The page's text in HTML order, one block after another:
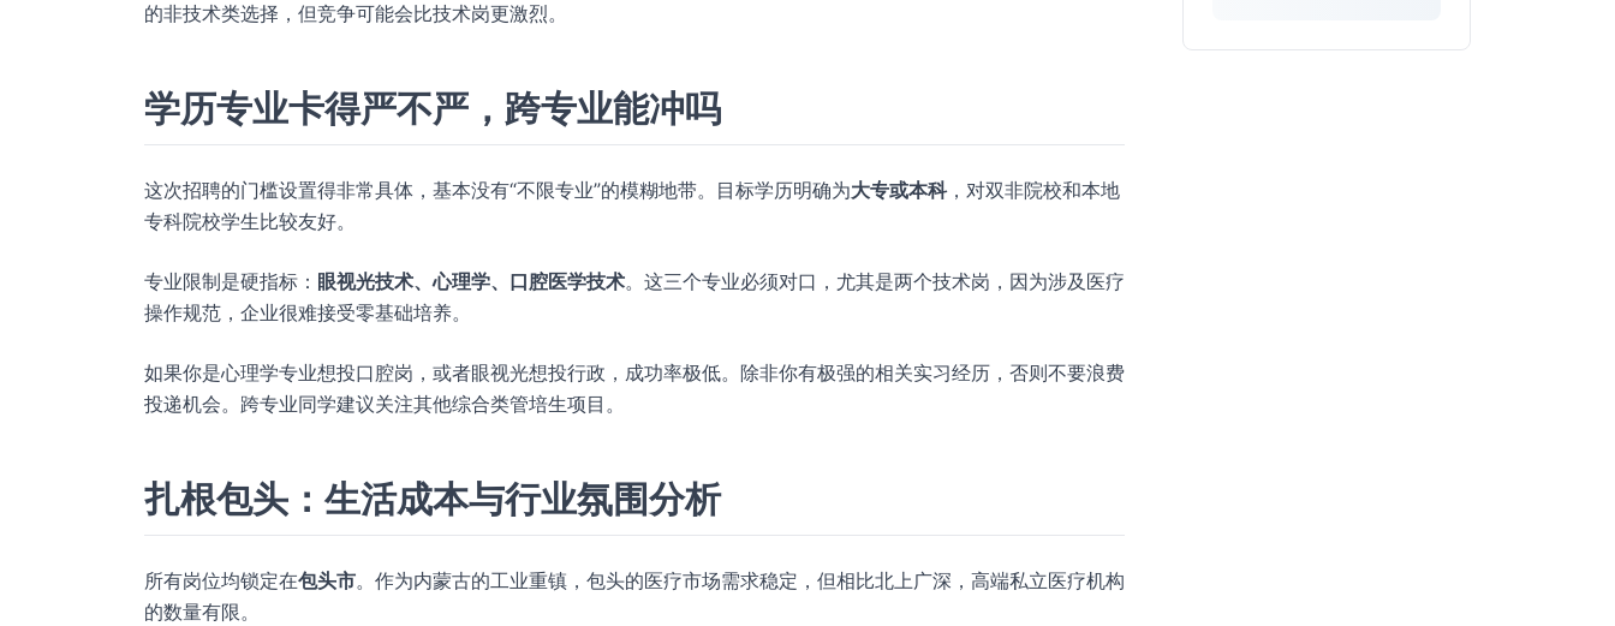
的非技术类选择，但竞争可能会比技术岗更激烈。
学历专业卡得严不严，跨专业能冲吗
这次招聘的门槛设置得非常具体，基本没有“不限专业”的模糊地带。目标学历明确为大专或本科，对双非院校和本地
专科院校学生比较友好。
专业限制是硬指标： 眼视光技术、心理学、口腔医学技术。这三个专业必须对口，尤其是两个技术岗，因为涉及医疗
操作规范，企业很难接受零基础培养。
如果你是心理学专业想投口腔岗，或者眼视光想投行政，成功率极低。除非你有极强的相关实习经历，否则不要浪费
投递机会。跨专业同学建议关注其他综合类管培生项目。
扎根包头：生活成本与行业氛围分析
所有岗位均锁定在包头市。作为内蒙古的工业重镇，包头的医疗市场需求稳定，但相比北上广深，高端私立医疗机构
的数量有限。